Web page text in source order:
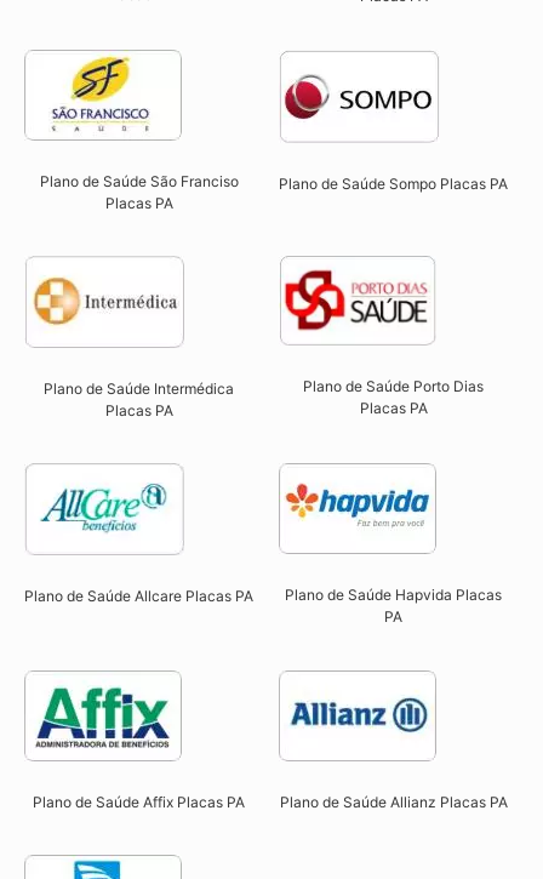
Plano de Saúde São Franciso
Placas PA​
Plano de Saúde Sompo Placas PA​
Plano de Saúde Intermédica
Placas PA​
Plano de Saúde Porto Dias
Placas PA
Plano de Saúde Allcare Placas PA​
Plano de Saúde Hapvida Placas
PA​
Plano de Saúde Affix Placas PA​ Plano de Saúde Allianz Placas PA​